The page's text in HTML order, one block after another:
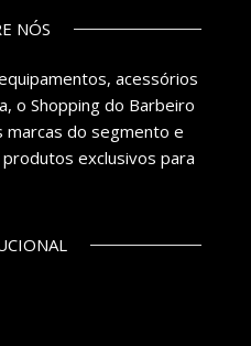
NÓS
acessórios
o Shopping do Barbeiro
marcas do segmento e
exclusivos para